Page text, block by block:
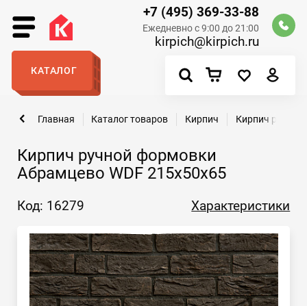
+7 (495) 369-33-88
Ежедневно с 9:00 до 21:00
kirpich@kirpich.ru
КАТАЛОГ
Кирпич ручной формовки
Абрамцево WDF 215x50x65
Главная Каталог товаров Кирпич Кирпич
Код: 16279 Характеристики